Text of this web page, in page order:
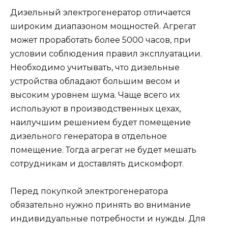
Дизельный электрогенератор отличается
широким диапазоном мощностей. Агрегат
может проработать более 5000 часов, при
условии соблюдения правил эксплуатации.
Необходимо учитывать, что дизельные
устройства обладают большим весом и
высоким уровнем шума. Чаще всего их
используют в производственных цехах,
наилучшим решением будет помещение
дизельного генератора в отдельное
помещение. Тогда агрегат не будет мешать
сотрудникам и доставлять дискомфорт.
Перед покупкой электрогенератора
обязательно нужно принять во внимание
индивидуальные потребности и нужды. Для